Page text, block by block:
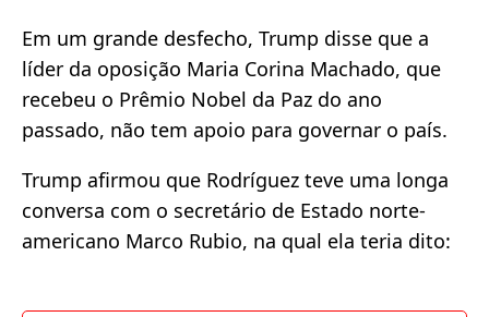
Em um grande desfecho, Trump disse que a
líder da oposição Maria Corina Machado, que
recebeu o Prêmio Nobel da Paz do ano
passado, não tem apoio para governar o país.
Trump afirmou que Rodríguez teve uma longa
conversa com o secretário de Estado norte-
americano Marco Rubio, na qual ela teria dito: